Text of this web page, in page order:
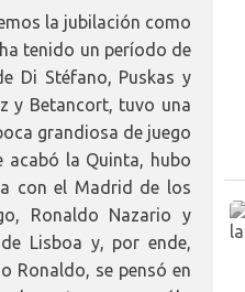
la jubilación como
tenido un período de
Di Stéfano, Puskas y
y Betancort, tuvo una
grandiosa de juego
acabó la Quinta, hubo
con el Madrid de los
Ronaldo Nazario y
Lisboa y, por ende,
Ronaldo, se pensó en